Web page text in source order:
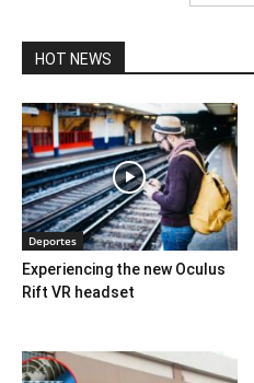
HOT NEWS
Deportes
Experiencing the new Oculus
Rift VR headset